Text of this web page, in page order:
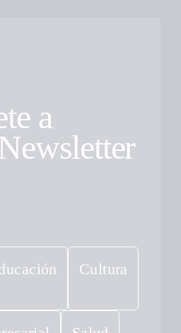
a
Cultura